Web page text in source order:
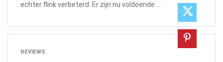
echter flink verbeterd. Er zijn nu voldoende ...
REVIEWS